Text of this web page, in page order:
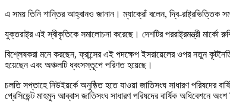
এ সময় তিনি শান্তির আহ্বানও জানান। ম্যাক্রোঁ বলেন, দ্বি-রাষ্ট্রভিত্তিক
যুক্তরাষ্ট্র এই স্বীকৃতিকে সমালোচনা করেছে। দেশটির পররাষ্ট্রমন্ত্রী
বিশ্লেষকরা মনে করছেন, ফ্রান্সের এই পদক্ষেপ ইসরায়েলের ওপর নতুন
হয়েছেন এবং অঞ্চলটি ধ্বংসস্তূপে পরিণত হয়েছে।
চলতি সপ্তাহে নিউইয়র্কে অনুষ্ঠিত হতে যাওয়া জাতিসংঘ সাধারণ পরিষদের
প্রেসিডেন্ট মাহমুদ আব্বাস জাতিসংঘ সাধারণ পরিষদের বার্ষিক অধিবেশনে অংশ